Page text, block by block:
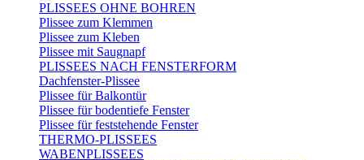
PLISSEES OHNE BOHREN
Plissee zum Klemmen
Plissee zum Kleben
Plissee mit Saugnapf
PLISSEES NACH FENSTERFORM
Dachfenster-Plissee
Plissee für Balkontür
Plissee für bodentiefe Fenster
Plissee für feststehende Fenster
THERMO-PLISSEES
WABENPLISSEES